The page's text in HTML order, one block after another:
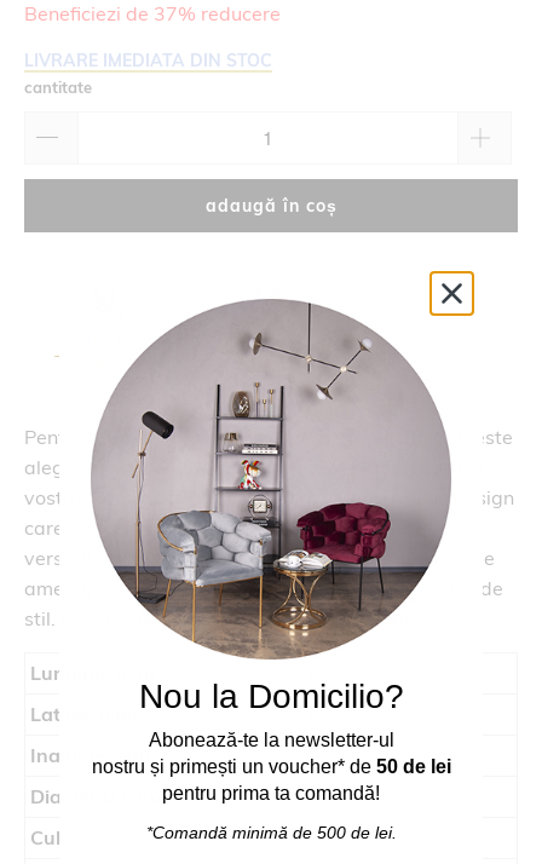
Beneficiezi de 37% reducere
LIVRARE IMEDIATA DIN STOC
cantitate
adaugă în coș
TELEFONIC
RETUR
14 ZILE
Pentru un interior in stil minimalist, spotul SINGLE
este
alegerea ideala care sa completeze perfect spatiul
vostru. Spotul este realizata din metal si are un design
care aduce un plus de autenticitate. Fiind o piesa
versatila poate fi cu usurinta inclusa si in alte idei de
amenajare, aducand atat un plus de lumina, cat si de
stil. Pe alb sau pe negru, dupa cum ai nevoie.
Lungime (cm)
Latime (cm)
11
Inaltime (cm)
13
Diametru carota (cm)
6
Culoare
alb
Nou la Domicilio?
Abonează-te la newsletter-ul
nostru și primești un voucher* de 50 de lei
pentru prima ta comandă!
*Comandă minimă de 500 de lei.